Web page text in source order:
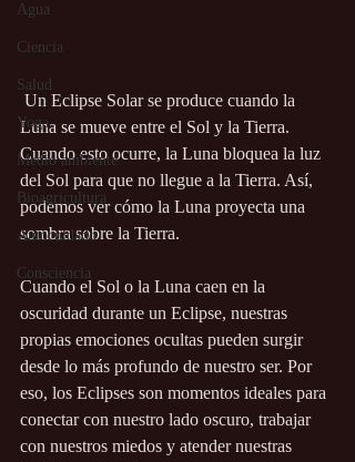
Agua
Ciencia
Salud
Yoga
Medio ambiente
Bioagricultura
Autocuidado
Consciencia
Luna se mueve entre el Sol y la Tierra.
Cuando esto ocurre, la Luna bloquea la luz
del Sol para que no llegue a la Tierra. Así,
podemos ver cómo la Luna proyecta una
sombra sobre la Tierra.
Cuando el Sol o la Luna caen en la
oscuridad durante un Eclipse, nuestras
propias emociones ocultas pueden surgir
desde lo más profundo de nuestro ser. Por
eso, los Eclipses son momentos ideales para
conectar con nuestro lado oscuro, trabajar
con nuestros miedos y atender nuestras